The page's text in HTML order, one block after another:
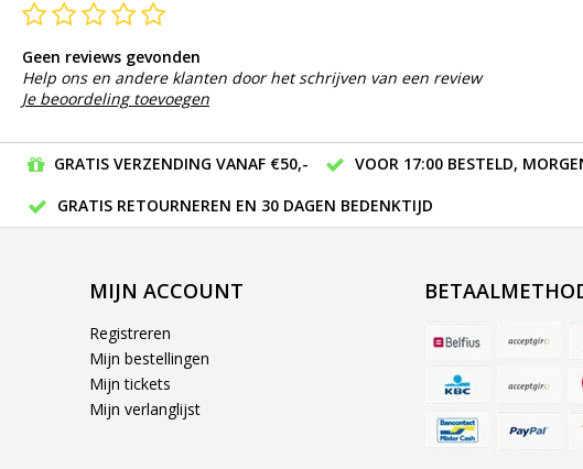
Geen reviews gevonden
Help ons en andere klanten door het schrijven van een review
Je beoordeling toevoegen
GRATIS VERZENDING VANAF €50,-
VOOR 17:00 BESTELD,
GRATIS RETOURNEREN EN 30 DAGEN BEDENKTIJD
MIJN ACCOUNT
Registreren
Mijn bestellingen
Mijn tickets
Mijn verlanglijst